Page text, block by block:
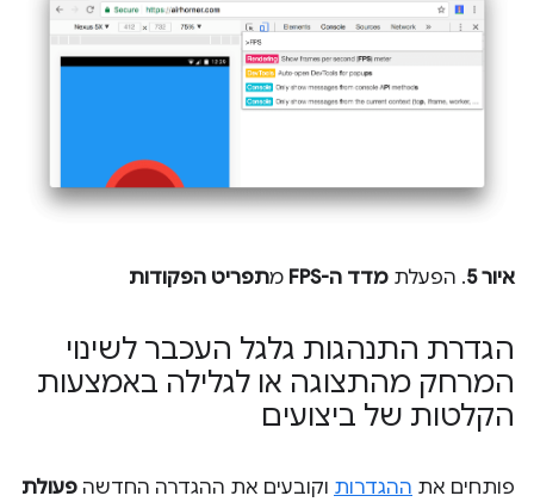
איור 5 . הפעלת מדד ה-FPS מתפריט הפקודות
הגדרת התנהגות גלגל העכבר לשינוי
המרחק מהתצוגה או לגלילה באמצעות
הקלטות של ביצועים
פותחים את ההגדרות וקובעים את ההגדרה החדשה פעולת